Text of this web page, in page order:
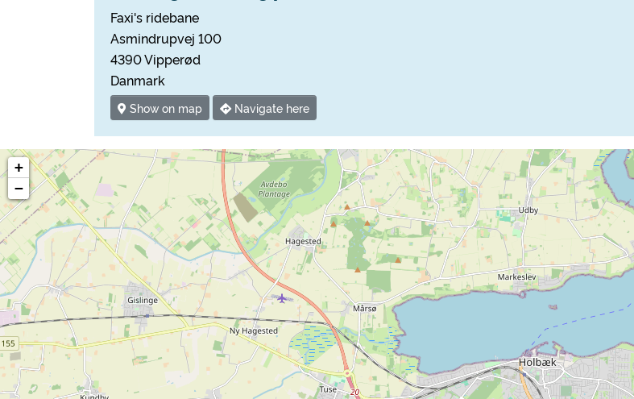
Faxi's ridebane
Asmindrupvej 100
4390 Vipperød
Danmark
Show on map Navigate here
+
−